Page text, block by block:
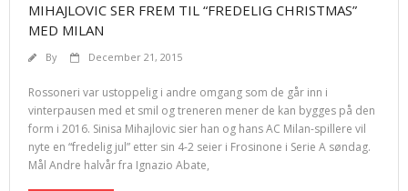
MIHAJLOVIC SER FREM TIL “FREDELIG CHRISTMAS”
MED MILAN
By December 21, 2015
Rossoneri var ustoppelig i andre omgang som de går inn i
vinterpausen med et smil og treneren mener de kan bygges på den
form i 2016. Sinisa Mihajlovic sier han og hans AC Milan-spillere vil
nyte en “fredelig jul” etter sin 4-2 seier i Frosinone i Serie A søndag.
Mål Andre halvår fra Ignazio Abate,